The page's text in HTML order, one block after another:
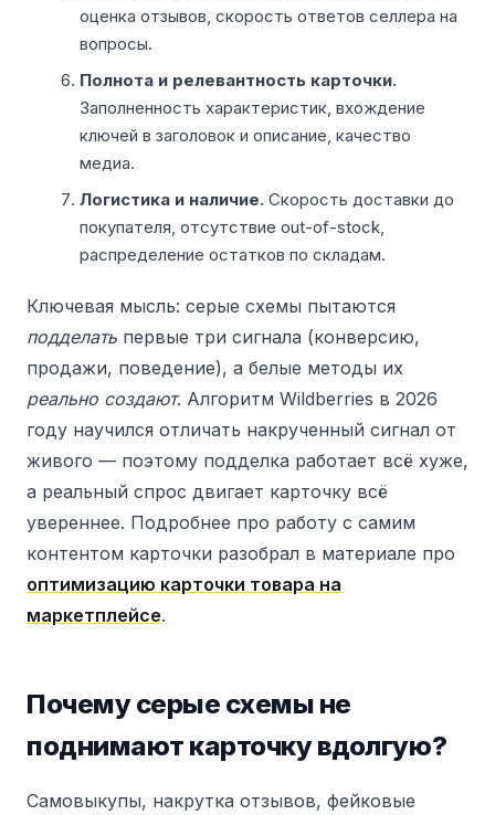
оценка отзывов, скорость ответов селлера на
вопросы.
Полнота и релевантность карточки.
Заполненность характеристик, вхождение
ключей в заголовок и описание, качество
медиа.
Логистика и наличие. Скорость доставки до
покупателя, отсутствие out-of-stock,
распределение остатков по складам.
Ключевая мысль: серые схемы пытаются
подделать первые три сигнала (конверсию,
продажи, поведение), а белые методы их
реально создают. Алгоритм Wildberries в 2026
году научился отличать накрученный сигнал от
живого — поэтому подделка работает всё хуже,
а реальный спрос двигает карточку всё
увереннее. Подробнее про работу с самим
контентом карточки разобрал в материале про
оптимизацию карточки товара на
маркетплейсе.
Почему серые схемы не
поднимают карточку вдолгую?
Самовыкупы, накрутка отзывов, фейковые